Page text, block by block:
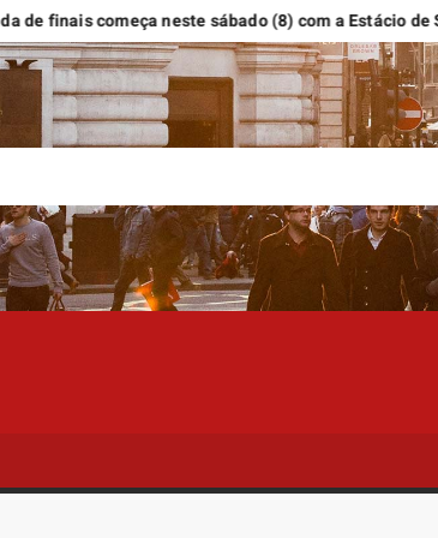
começa neste sábado (8) com a Estácio de Sá